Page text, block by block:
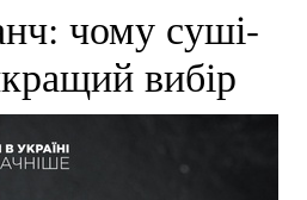
чому суші-
вибір